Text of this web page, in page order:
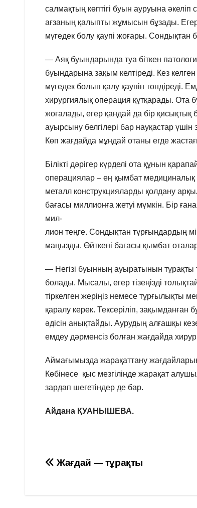
салмақтың көптігі буын ауруына
ағзаның қалыпты жұмысын бұзады.
мүгедек болу қаупі жоғары.
— Аяқ буындарында туа біткен
буындарына зақым келтіреді. Кез
мүгедек болып қалу қаупін
хирургиялық операция құтқарады. Ота
жоғалады, егер қандай да бір қисықтық
ауырсыну белгілері бар науқастар
Көп жағдайда мұндай отаны егде
Білікті дәрігер күрделі ота құнын
операциялар – ең қымбат медициналық
металл конструкцияларды қолдану
бағасы миллионға жетуі мүмкін. Бір
мил-
лион теңге. Сондықтан тұрғындардың
маңызды. Өйткені бағасы қымбат
— Негізі буынның ауыратынын тұрақты
болады. Мысалы, егер тізеңізді
тіркелген жеріңіз немесе тұрғылықты
қаралу керек. Тексеріліп,
әдісін анықтайды. Аурудың алғашқы
емдеу дәрменсіз болған жағдайда
Аймағымызда жарақаттану
Көбінесе қыс мезгілінде жарақат
зардап шегетіндер де бар.
Айдана ҚУАНЫШЕВА.
Навигация
Жағдай — тұрақты